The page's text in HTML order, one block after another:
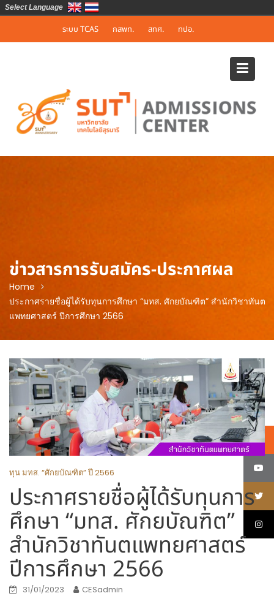
ระบบ TCAS กสพท. สทศ. ทปอ.
ข่าวสารการรับสมัคร-ประกาศผล
Home
ประกาศรายชื่อผู้ได้รับทุนการศึกษา “มทส. ศักยบัณฑิต” สำนักวิชาทันต
แพทยศาสตร์ ปีการศึกษา 2566
ทุน มทส. “ศักยบัณฑิต” ปี 2566
ประกาศรายชื่อผู้ได้รับทุนการ
ศึกษา “มทส. ศักยบัณฑิต”
สำนักวิชาทันตแพทยศาสตร์
ปีการศึกษา 2566
31/01/2023 CESadmin
Select Language